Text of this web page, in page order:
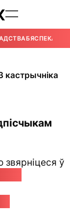
БЯСПЕКА
кастрычніка
звярніцеся ў